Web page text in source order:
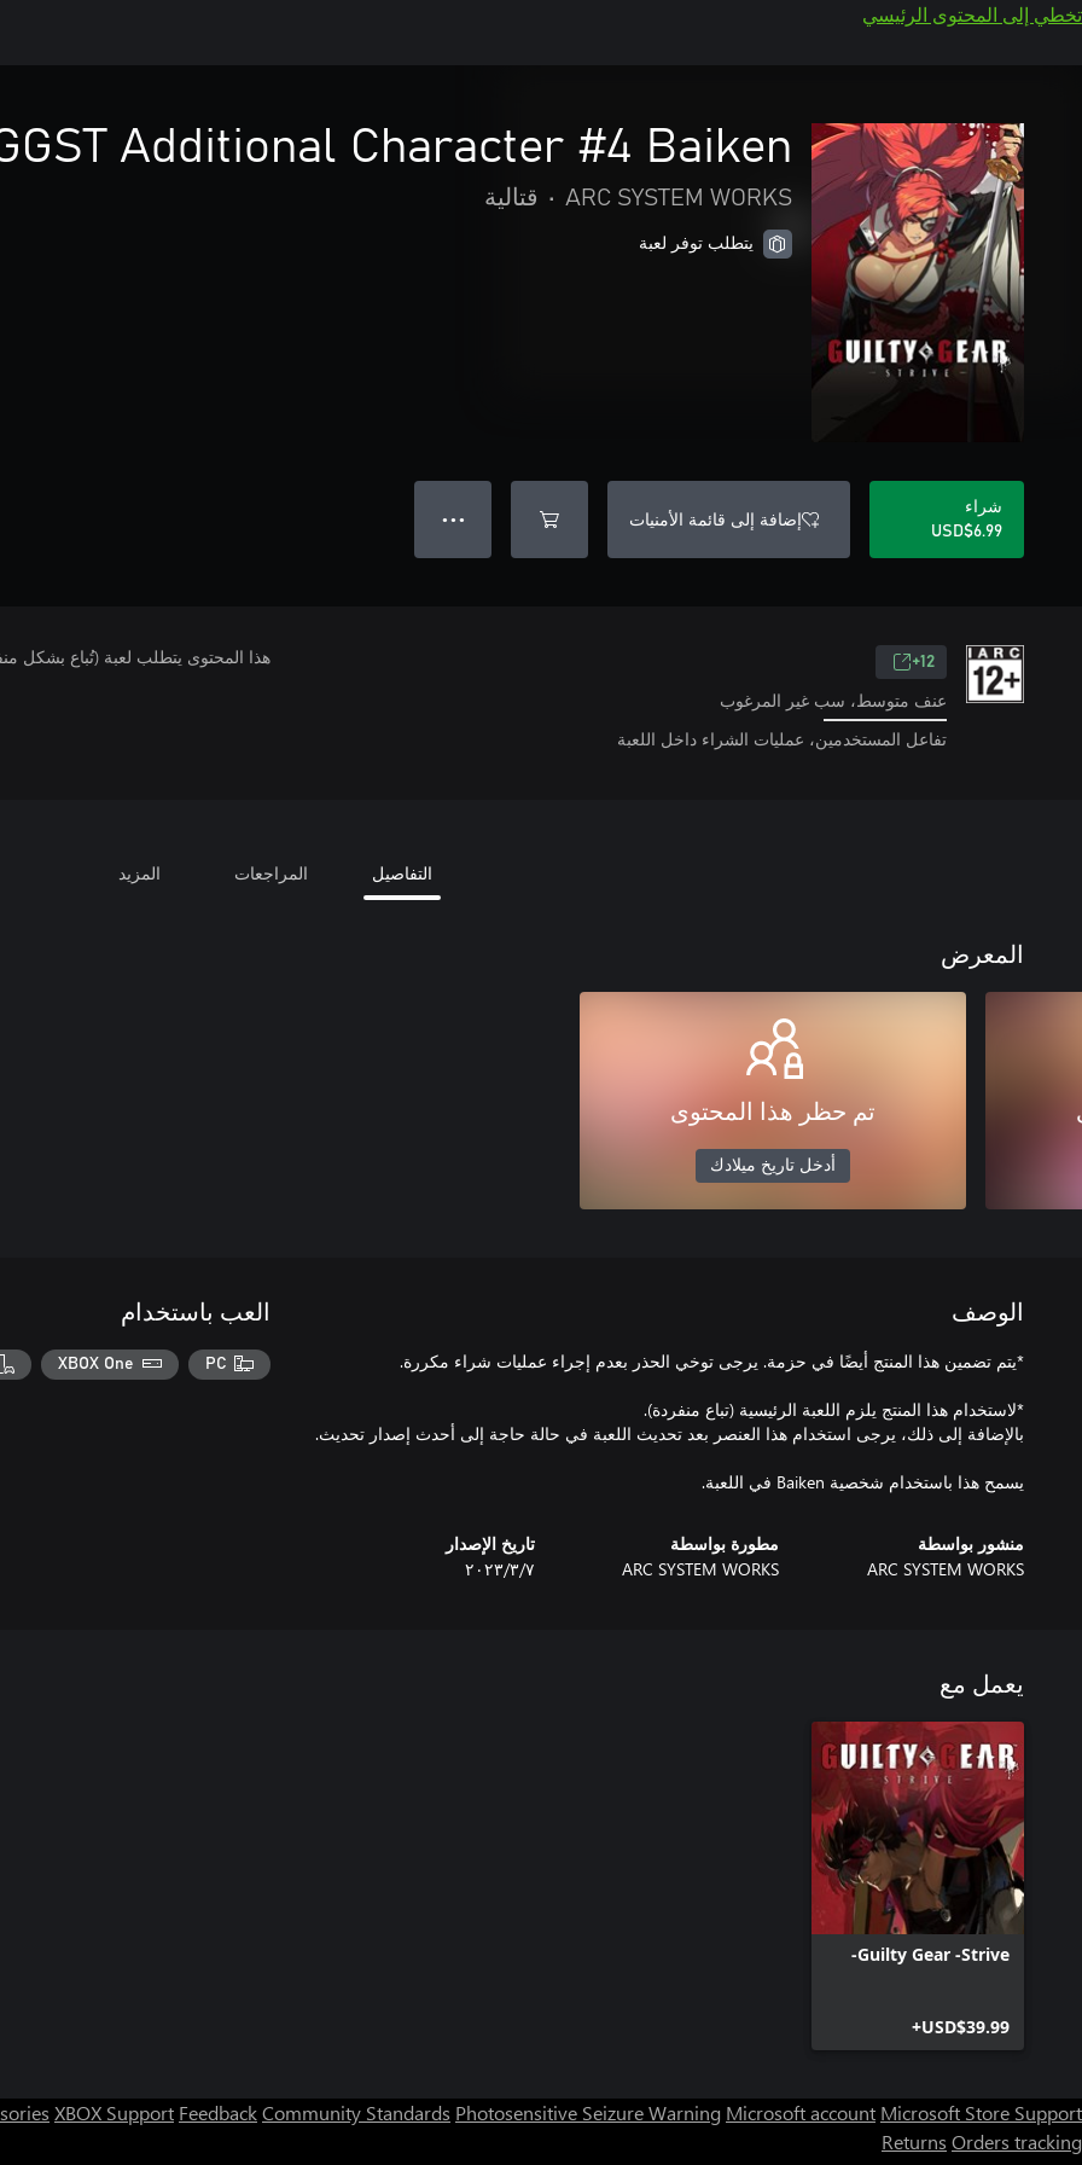
تخطي إلى المحتوى الرئيسي
Additional Character #4 Baiken
ARC SYSTEM WORKS
• قتالية
يتطلب توفر لعبة
شراء
USD$6.99
إضافة إلى قائمة الأمنيات ● ● ●
12+
عنف متوسط، سب غير المرغوب
تفاعل المستخدمين، عمليات الشراء داخل اللعبة
هذا المحتوى يتطلب لعبة (تُباع بشكل
التفاصيل المراجعات المزيد
المعرض
تم حظر هذا المحتوى
أدخل تاريخ ميلادك
الوصف
يسمح هذا باستخدام شخصية Baiken في اللعبة.
منشور بواسطة
ARC SYSTEM WORKS
مطورة بواسطة
ARC SYSTEM WORKS
تاريخ الإصدار
٧‏/٣‏/٢٠٢٣
العب باستخدام
PC
XBOX One
يعمل مع
Guilty Gear -Strive-
USD$39.99+
XBOX Support FeedbackCommunity Standards Photosensitive Seizure Warning Microsoft account Microsoft Store Support
Returns Orders tracking